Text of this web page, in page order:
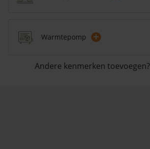
Warmtepomp +
Andere kenmerken toevoegen?